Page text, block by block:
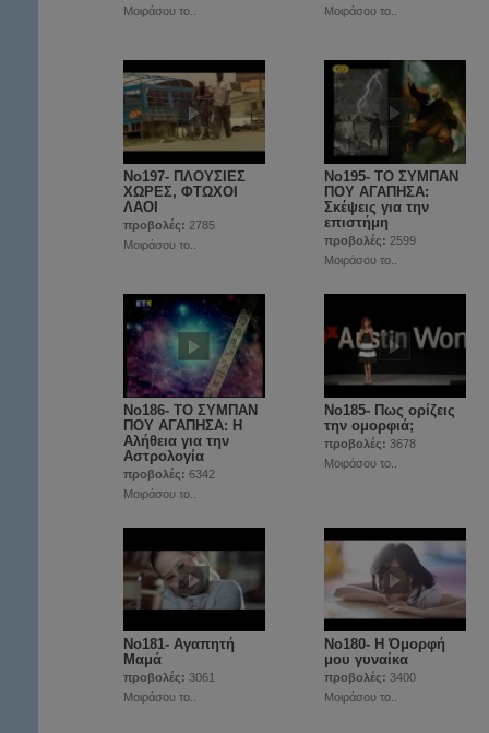
Μοιράσου το..
Μοιράσου το..
Νο197- ΠΛΟΥΣΙΕΣ
ΧΩΡΕΣ, ΦΤΩΧΟΙ
ΛΑΟΙ
προβολές: 2785
Μοιράσου το..
No195- ΤΟ ΣΥΜΠΑΝ
ΠΟΥ ΑΓΑΠΗΣΑ:
Σκέψεις για την
επιστήμη
προβολές: 2599
Μοιράσου το..
No186- ΤΟ ΣΥΜΠΑΝ
ΠΟΥ ΑΓΑΠΗΣΑ: Η
Αλήθεια για την
Αστρολογία
προβολές: 6342
Μοιράσου το..
Νο185- Πως ορίζεις
την ομορφιά;
προβολές: 3678
Μοιράσου το..
Νο181- Αγαπητή
Μαμά
προβολές: 3061
Μοιράσου το..
Νο180- Η Όμορφή
μου γυναίκα
προβολές: 3400
Μοιράσου το..